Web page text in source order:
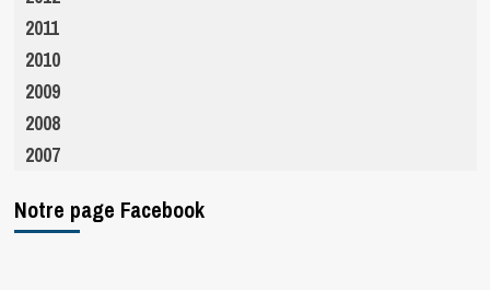
2011
2010
2009
2008
2007
Notre page Facebook